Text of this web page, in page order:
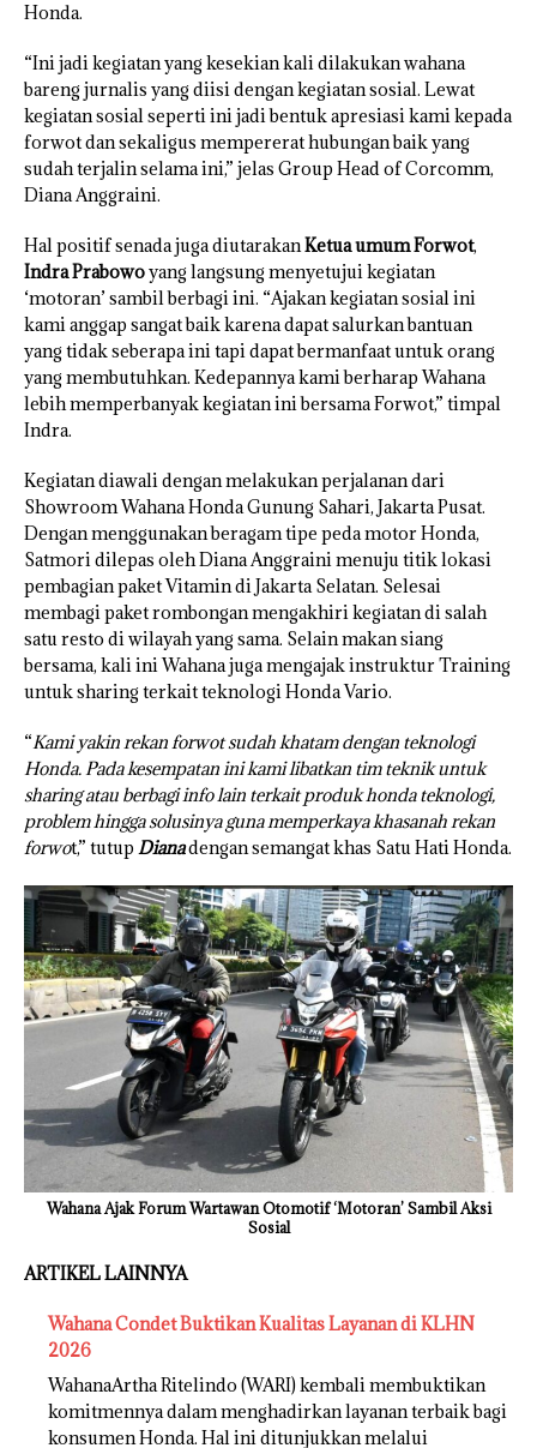
Honda.
“Ini jadi kegiatan yang kesekian kali dilakukan wahana
bareng jurnalis yang diisi dengan kegiatan sosial. Lewat
kegiatan sosial seperti ini jadi bentuk apresiasi kami kepada
forwot dan sekaligus mempererat hubungan baik yang
sudah terjalin selama ini,” jelas Group Head of Corcomm,
Diana Anggraini.
Hal positif senada juga diutarakanKetua umum Forwot,
Indra Prabowoyang langsung menyetujui kegiatan
‘motoran’ sambil berbagi ini. “Ajakan kegiatan sosial ini
kami anggap sangat baik karena dapat salurkan bantuan
yang tidak seberapa ini tapi dapat bermanfaat untuk orang
yang membutuhkan. Kedepannya kami berharap Wahana
lebih memperbanyak kegiatan ini bersama Forwot,” timpal
Indra.
Kegiatan diawali dengan melakukan perjalanan dari
Showroom Wahana Honda Gunung Sahari, Jakarta Pusat.
Dengan menggunakan beragam tipe peda motor Honda,
Satmori dilepas oleh Diana Anggraini menuju titik lokasi
pembagian paket Vitamin di Jakarta Selatan. Selesai
membagi paket rombongan mengakhiri kegiatan di salah
satu resto di wilayah yang sama. Selain makan siang
bersama, kali ini Wahana juga mengajak instruktur Training
untuk sharing terkait teknologi Honda Vario.
“Kami yakin rekan forwot sudah khatam dengan teknologi
Honda. Pada kesempatan ini kami libatkan tim teknik untuk
sharing atau berbagi info lain terkait produk honda teknologi,
problem hingga solusinya guna memperkaya khasanah rekan
forwot,” tutup Dianadengan semangat khas Satu Hati Honda.
Wahana Ajak Forum Wartawan Otomotif ‘Motoran’ Sambil Aksi
Sosial
ARTIKEL LAINNYA
Wahana Condet Buktikan Kualitas Layanan di KLHN
2026
WahanaArtha Ritelindo (WARI) kembali membuktikan
komitmennya dalam menghadirkan layanan terbaik bagi
konsumen Honda. Hal ini ditunjukkan melalui